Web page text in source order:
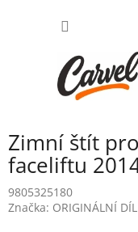
Zimní štít
faceliftu
9805325180
Značka: ORIGINÁLNÍ